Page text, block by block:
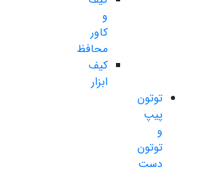
و
کاور
محافظ
کیف
ابزار
توتون
پیپ
و
توتون
دست